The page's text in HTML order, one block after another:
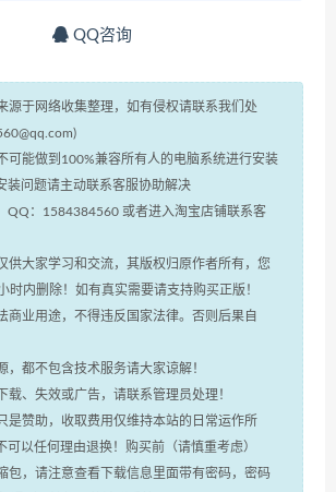
QQ咨询
源于网络收集整理，如有侵权请联系我们处
可能做到100%兼容所有人的电脑系统进行安装
装问题请主动联系客服协助解决
QQ：1584384560 或者进入淘宝店铺联系客
供大家学习和交流，其版权归原作者所有，您
时内删除！如有真实需要请支持购买正版！
商业用途，不得违反国家法律。否则后果自
，都不包含技术服务请大家谅解！
载、失效或广告，请联系管理员处理！
是赞助，收取费用仅维持本站的日常运作所
可以任何理由退换！购买前（请慎重考虑）
包，请注意查看下载信息里面带有密码，密码